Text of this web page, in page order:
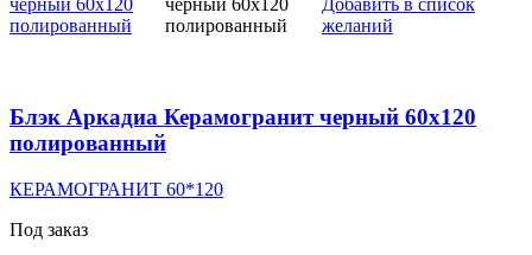
желаний
Блэк Аркадиа Керамогранит черный 60х120
полированный
КЕРАМОГРАНИТ 60*120
Под заказ